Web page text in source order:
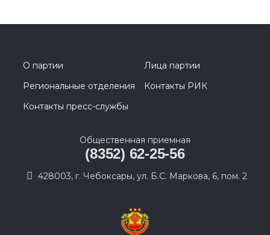
О партии
Лица партии
Региональные отделения
Контакты РИК
Контакты пресс-службы
Общественная приемная
(8352) 62-25-56
428003, г. Чебоксары, ул. Б.С. Маркова, 6, пом. 2